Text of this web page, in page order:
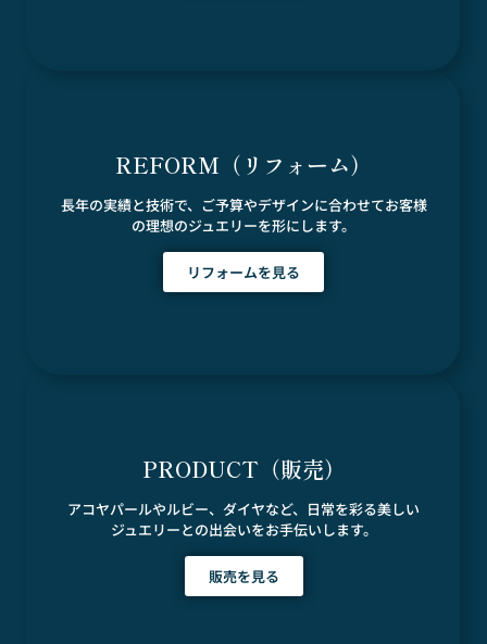
REFORM（リフォーム）
長年の実績と技術で、ご予算やデザインに合わせてお客様
の理想のジュエリーを形にします。
リフォームを見る
PRODUCT（販売）
アコヤパールやルビー、ダイヤなど、日常を彩る美しい
ジュエリーとの出会いをお手伝いします。
販売を見る